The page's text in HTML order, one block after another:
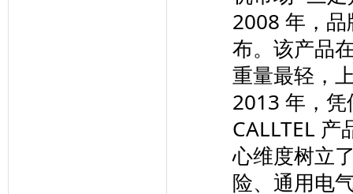
2008 年，
布。该产品
重量最轻，
2013 年，
CALLTEL
心维度树立
险、通用电